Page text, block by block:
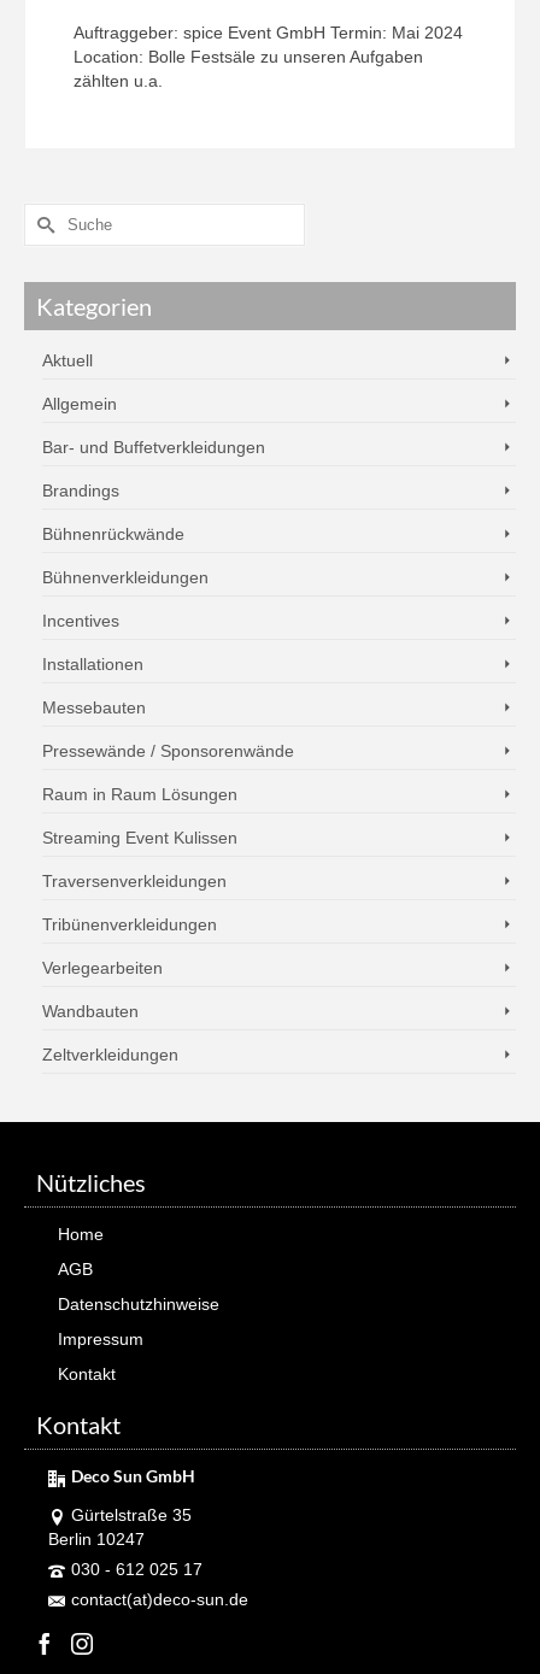
Auftraggeber: spice Event GmbH Termin: Mai 2024
Location: Bolle Festsäle zu unseren Aufgaben
zählten u.a.
Kategorien
Aktuell
Allgemein
Bar- und Buffetverkleidungen
Brandings
Bühnenrückwände
Bühnenverkleidungen
Incentives
Installationen
Messebauten
Pressewände / Sponsorenwände
Raum in Raum Lösungen
Streaming Event Kulissen
Traversenverkleidungen
Tribünenverkleidungen
Verlegearbeiten
Wandbauten
Zeltverkleidungen
Nützliches
Home
AGB
Datenschutzhinweise
Impressum
Kontakt
Kontakt
Deco Sun GmbH
Gürtelstraße 35
Berlin 10247
030 - 612 025 17
contact(at)deco-sun.de